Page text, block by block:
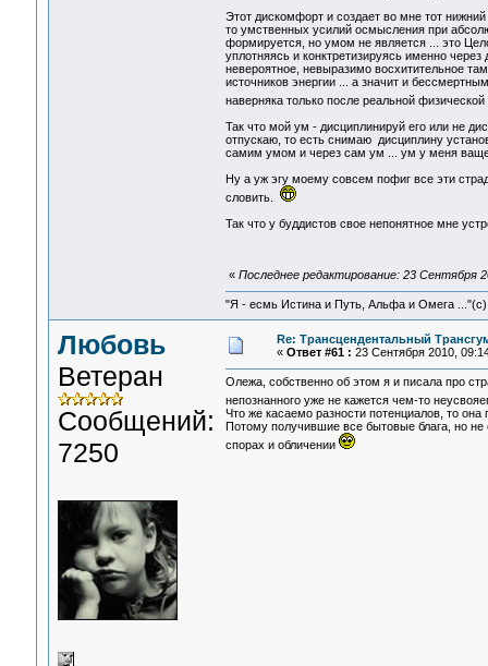
Этот дискомфорт и создает во мне тот нижний
то умственных усилий осмысления при
формируется, но умом не является ... это
уплотняясь и конктретизируясь именно
невероятное, невыразимо восхитительное
источников энергии ... а значит и
наверняка только после реальной
Так что мой ум - дисциплинируй его или не
отпускаю, то есть снимаю дисциплину
самим умом и через сам ум ... ум у меня ваще
Ну а уж эгу моему совсем пофиг все эти
словить.
Так что у буддистов свое непонятное мне
« Последнее редактирование: 23 Сентября
"Я - есмь Истина и Путь, Альфа и Омега ..."(с)
Любовь
Ветеран
Сообщений:
7250
Re: Трансцендентальный
« Ответ #61 : 23 Сентября 2010,
Олежа, собственно об этом я и писала про
непознанного уже не кажется чем-то
Что же касаемо разности потенциалов, то
Потому получившие все бытовые блага, но
спорах и обличении